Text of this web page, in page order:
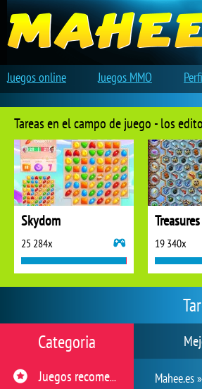
Mahee.es
Categoria
Juegos recomendados
Tareas en el campo de juego - los
Skydom
25 284x 19 340x
Juegos online Juegos MMO